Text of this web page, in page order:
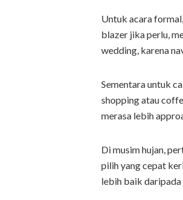
Untuk acara
blazer jika perlu,
wedding, karena
Sementara untuk
shopping atau
merasa lebih
Di musim hujan,
pilih yang cepat
lebih baik daripada